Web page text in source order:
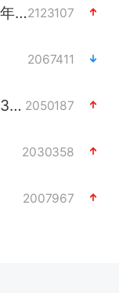
外交部发言人就广岛核爆81周年等答记者问2123107
2067411
贵州轮胎子公司获美国退税8136万 2050187
2030358
2007967